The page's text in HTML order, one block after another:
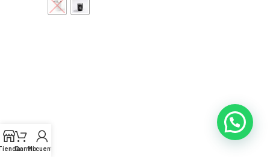
CarritoMi cuenta